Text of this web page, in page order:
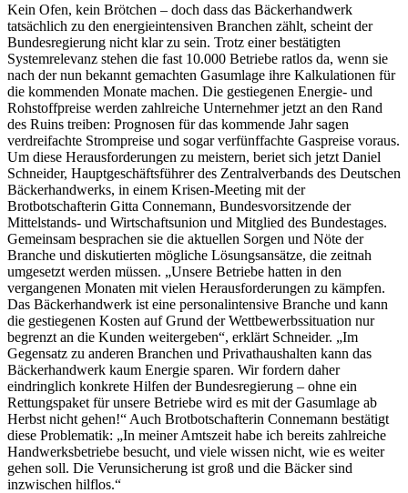
Kein Ofen, kein Brötchen – doch dass das Bäckerhandwerk
tatsächlich zu den energieintensiven Branchen zählt, scheint der
Bundesregierung nicht klar zu sein. Trotz einer bestätigten
Systemrelevanz stehen die fast 10.000 Betriebe ratlos da, wenn sie
nach der nun bekannt gemachten Gasumlage ihre Kalkulationen für
die kommenden Monate machen. Die gestiegenen Energie- und
Rohstoffpreise werden zahlreiche Unternehmer jetzt an den Rand
des Ruins treiben: Prognosen für das kommende Jahr sagen
verdreifachte Strompreise und sogar verfünffachte Gaspreise voraus.
Um diese Herausforderungen zu meistern, beriet sich jetzt Daniel
Schneider, Hauptgeschäftsführer des Zentralverbands des Deutschen
Bäckerhandwerks, in einem Krisen-Meeting mit der
Brotbotschafterin Gitta Connemann, Bundesvorsitzende der
Mittelstands- und Wirtschaftsunion und Mitglied des Bundestages.
Gemeinsam besprachen sie die aktuellen Sorgen und Nöte der
Branche und diskutierten mögliche Lösungsansätze, die zeitnah
umgesetzt werden müssen. „Unsere Betriebe hatten in den
vergangenen Monaten mit vielen Herausforderungen zu kämpfen.
Das Bäckerhandwerk ist eine personalintensive Branche und kann
die gestiegenen Kosten auf Grund der Wettbewerbssituation nur
begrenzt an die Kunden weitergeben“, erklärt Schneider. „Im
Gegensatz zu anderen Branchen und Privathaushalten kann das
Bäckerhandwerk kaum Energie sparen. Wir fordern daher
eindringlich konkrete Hilfen der Bundesregierung – ohne ein
Rettungspaket für unsere Betriebe wird es mit der Gasumlage ab
Herbst nicht gehen!“ Auch Brotbotschafterin Connemann bestätigt
diese Problematik: „In meiner Amtszeit habe ich bereits zahlreiche
Handwerksbetriebe besucht, und viele wissen nicht, wie es weiter
gehen soll. Die Verunsicherung ist groß und die Bäcker sind
inzwischen hilflos.“